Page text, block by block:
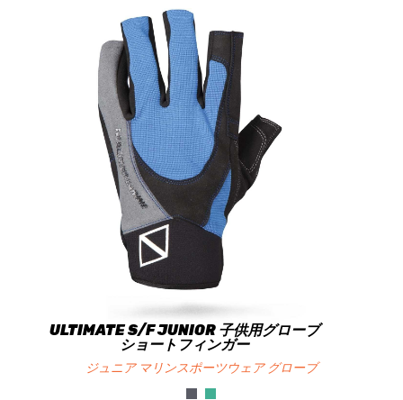
ULTIMATE S/F JUNIOR 子供用グローブ
ショートフィンガー
ジュニア マリンスポーツウェア グローブ